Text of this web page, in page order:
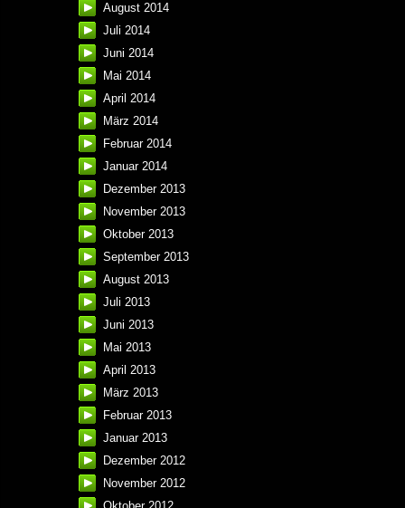
August 2014
Juli 2014
Juni 2014
Mai 2014
April 2014
März 2014
Februar 2014
Januar 2014
Dezember 2013
November 2013
Oktober 2013
September 2013
August 2013
Juli 2013
Juni 2013
Mai 2013
April 2013
März 2013
Februar 2013
Januar 2013
Dezember 2012
November 2012